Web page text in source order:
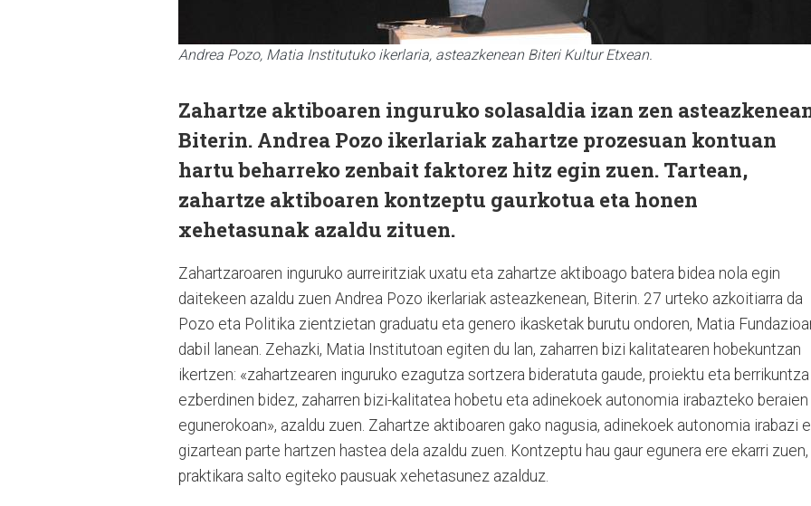
Andrea Pozo, Matia Institutuko ikerlaria, asteazkenean Biteri Kultur Etxean.
Zahartze aktiboaren inguruko solasaldia izan zen
Biterin. Andrea Pozo ikerlariak zahartze prozesuan kontuan
hartu beharreko zenbait faktorez hitz egin zuen. Tartean,
zahartze aktiboaren kontzeptu gaurkotua eta honen
xehetasunak azaldu zituen.
Zahartzaroaren inguruko aurreiritziak uxatu eta zahartze aktiboago batera bidea nola egin
daitekeen azaldu zuen Andrea Pozo ikerlariak asteazkenean, Biterin. 27 urteko azkoitiarra da
Pozo eta Politika zientzietan graduatu eta genero ikasketak burutu ondoren, Matia
dabil lanean. Zehazki, Matia Institutoan egiten du lan, zaharren bizi kalitatearen hobekuntzan
ikertzen: «zahartzearen inguruko ezagutza sortzera bideratuta gaude, proiektu eta berrikuntza
ezberdinen bidez, zaharren bizi-kalitatea hobetu eta adinekoek autonomia irabazteko beraien
egunerokoan», azaldu zuen. Zahartze aktiboaren gako nagusia, adinekoek autonomia irabazi
gizartean parte hartzen hastea dela azaldu zuen. Kontzeptu hau gaur egunera ere ekarri zuen,
praktikara salto egiteko pausuak xehetasunez azalduz.